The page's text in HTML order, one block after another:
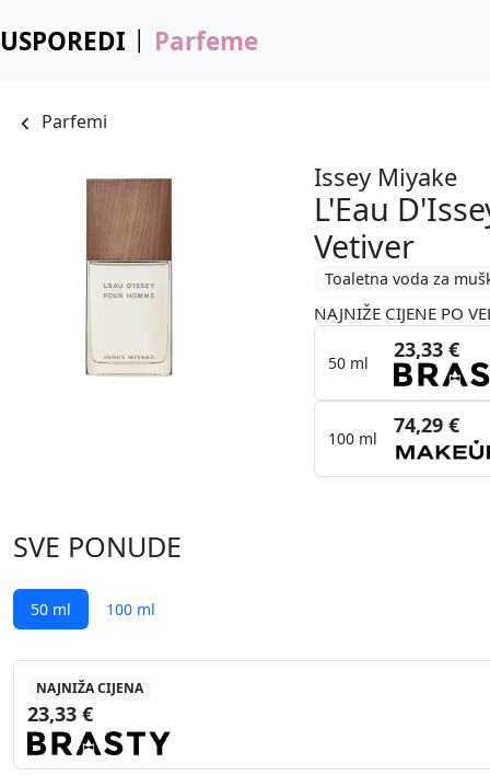
USPOREDI Parfeme
Parfemi
Issey Miyake
L'Eau
Vetiver
Toaletna voda za
NAJNIŽE CIJENE PO
50 ml
23,33 €
100 ml
74,29 €
SVE PONUDE
50 ml 100 ml
NAJNIŽA CIJENA
23,33 €